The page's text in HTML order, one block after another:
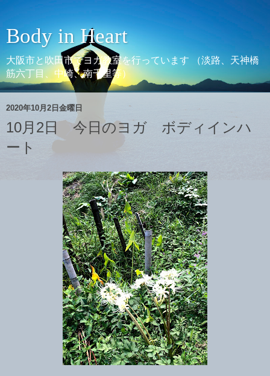
Body in Heart
大阪市と吹田市でヨガ教室を行っています （淡路、天神橋
筋六丁目、中崎、南千里等）
2020年10月2日金曜日
10月2日 今日のヨガ ボディインハ
ート